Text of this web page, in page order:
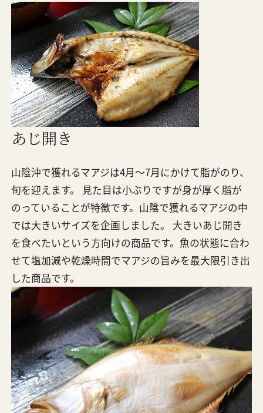
あじ開き
山陰沖で獲れるマアジは4月～7月にかけて脂がのり、
旬を迎えます。 見た目は小ぶりですが身が厚く脂が
のっていることが特徴です。山陰で獲れるマアジの中
では大きいサイズを企画しました。 大きいあじ開き
を食べたいという方向けの商品です。魚の状態に合わ
せて塩加減や乾燥時間でマアジの旨みを最大限引き出
した商品です。